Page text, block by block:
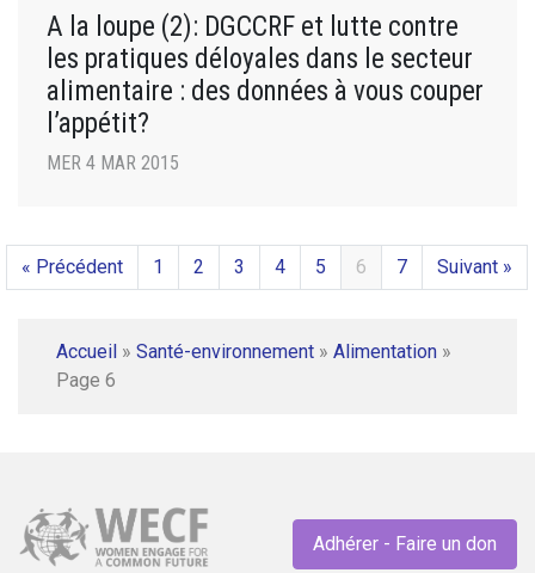
A la loupe (2): DGCCRF et lutte contre
les pratiques déloyales dans le secteur
alimentaire : des données à vous couper
l’appétit?
MER 4 MAR 2015
« Précédent 1 2 3 4 5 6 7 Suivant »
Accueil » Santé-environnement » Alimentation »
Page 6
Adhérer - Faire un don